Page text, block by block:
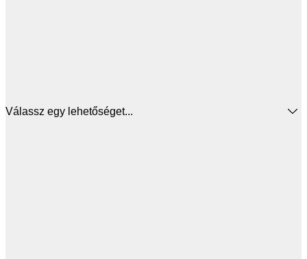
Válassz egy lehetőséget...